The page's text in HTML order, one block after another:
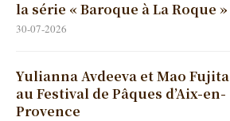
la série « Baroque à La Roque »
30-07-2026
Yulianna Avdeeva et Mao Fujita
au Festival de Pâques d’Aix-en-
Provence